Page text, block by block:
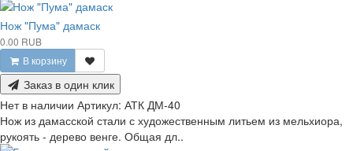
Нож "Пума" дамаск
0.00 RUB
В корзину
Заказ в один клик
Нет в наличии Артикул: АТК ДМ-40
Нож из дамасской стали с художественным литьем из мельхиора,
рукоять - дерево венге. Общая дл..